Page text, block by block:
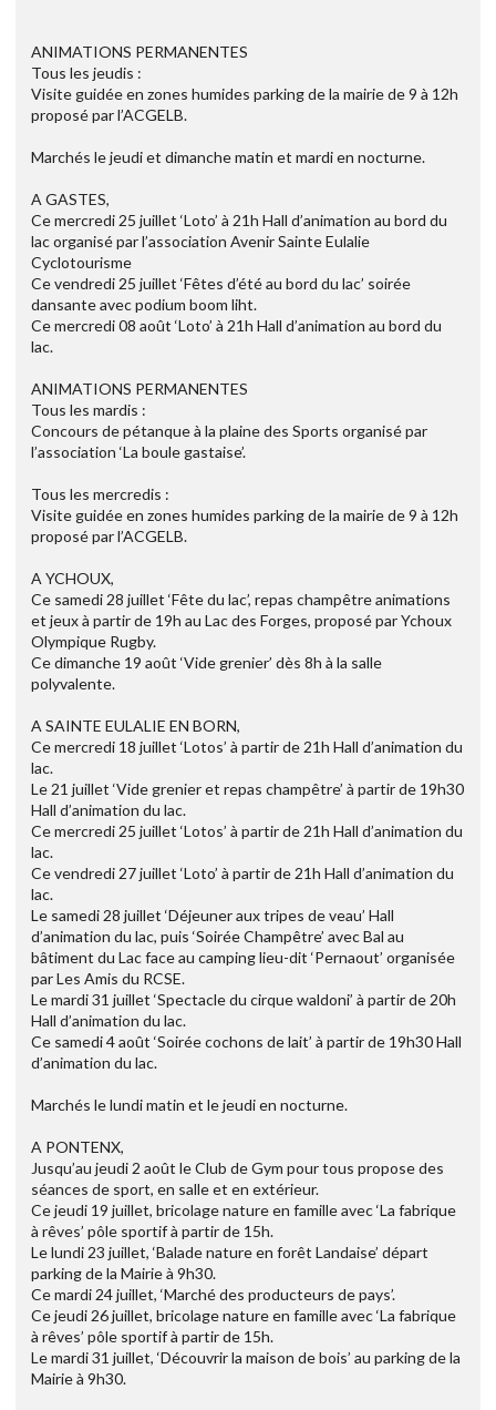
ANIMATIONS PERMANENTES
Tous les jeudis :
Visite guidée en zones humides parking de la mairie de 9 à 12h
proposé par l’ACGELB.
Marchés le jeudi et dimanche matin et mardi en nocturne.
A GASTES,
Ce mercredi 25 juillet ‘Loto’ à 21h Hall d’animation au bord du
lac organisé par l’association Avenir Sainte Eulalie
Cyclotourisme
Ce vendredi 25 juillet ‘Fêtes d’été au bord du lac’ soirée
dansante avec podium boom liht.
Ce mercredi 08 août ‘Loto’ à 21h Hall d’animation au bord du
lac.
ANIMATIONS PERMANENTES
Tous les mardis :
Concours de pétanque à la plaine des Sports organisé par
l’association ‘La boule gastaise’.
Tous les mercredis :
Visite guidée en zones humides parking de la mairie de 9 à 12h
proposé par l’ACGELB.
A YCHOUX,
Ce samedi 28 juillet ‘Fête du lac’, repas champêtre animations
et jeux à partir de 19h au Lac des Forges, proposé par Ychoux
Olympique Rugby.
Ce dimanche 19 août ‘Vide grenier’ dès 8h à la salle
polyvalente.
A SAINTE EULALIE EN BORN,
Ce mercredi 18 juillet ‘Lotos’ à partir de 21h Hall d’animation du
lac.
Le 21 juillet ‘Vide grenier et repas champêtre’ à partir de 19h30
Hall d’animation du lac.
Ce mercredi 25 juillet ‘Lotos’ à partir de 21h Hall d’animation du
lac.
Ce vendredi 27 juillet ‘Loto’ à partir de 21h Hall d’animation du
lac.
Le samedi 28 juillet ‘Déjeuner aux tripes de veau’ Hall
d’animation du lac, puis ‘Soirée Champêtre’ avec Bal au
bâtiment du Lac face au camping lieu-dit ‘Pernaout’ organisée
par Les Amis du RCSE.
Le mardi 31 juillet ‘Spectacle du cirque waldoni’ à partir de 20h
Hall d’animation du lac.
Ce samedi 4 août ‘Soirée cochons de lait’ à partir de 19h30 Hall
d’animation du lac.
Marchés le lundi matin et le jeudi en nocturne.
A PONTENX,
Jusqu’au jeudi 2 août le Club de Gym pour tous propose des
séances de sport, en salle et en extérieur.
Ce jeudi 19 juillet, bricolage nature en famille avec ‘La fabrique
à rêves’ pôle sportif à partir de 15h.
Le lundi 23 juillet, ‘Balade nature en forêt Landaise’ départ
parking de la Mairie à 9h30.
Ce mardi 24 juillet, ‘Marché des producteurs de pays’.
Ce jeudi 26 juillet, bricolage nature en famille avec ‘La fabrique
à rêves’ pôle sportif à partir de 15h.
Le mardi 31 juillet, ‘Découvrir la maison de bois’ au parking de la
Mairie à 9h30.